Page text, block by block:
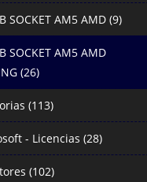
SOCKET AM5 AMD (9)
SOCKET AM5 AMD
(26)
(113)
- Licencias (28)
(102)